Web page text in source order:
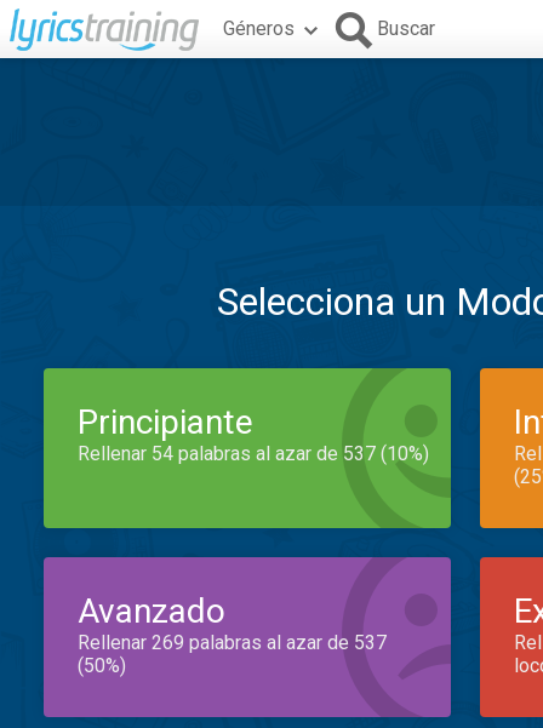
Géneros Buscar
Selecciona un
Principiante
Rellenar 54 palabras al azar de 537 (10%)
Avanzado
Rellenar 269 palabras al azar de 537
(50%)